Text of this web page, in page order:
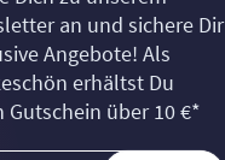
an und sichere Dir
Angebote! Als
erhältst Du
Gutschein über 10 €*